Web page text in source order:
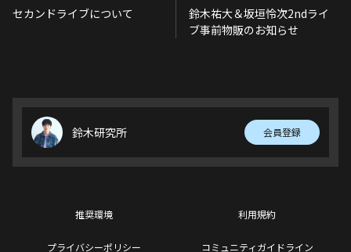
セカンドライブについて
鈴木祐大＆坂垣怜次2ndライ
ブ事前物販のお知らせ
鈴木研究所 会員登録
推奨環境 利用規約
プライバシーポリシー コミュニティガイドライン